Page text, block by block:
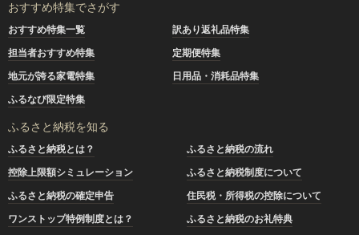
おすすめ特集でさがす
おすすめ特集一覧
訳あり返礼品特集
担当者おすすめ特集
定期便特集
地元が誇る家電特集
日用品・消耗品特集
ふるなび限定特集
ふるさと納税を知る
ふるさと納税とは？
ふるさと納税の流れ
控除上限額シミュレーション
ふるさと納税制度について
ふるさと納税の確定申告
住民税・所得税の控除について
ワンストップ特例制度とは？
ふるさと納税のお礼特典